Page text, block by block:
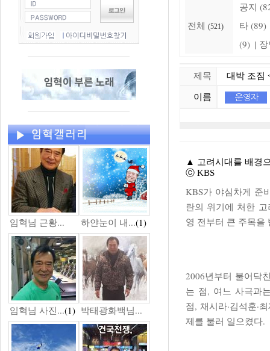
임혁님 근황... 하얀눈이 내...(1)
임혁님 사진...(1) 박태광화백님...
전체 (521)
공지
타 (89)
(9) |
제목 대박 조짐
이름
▲ 고려시대를 배경
ⓒ KBS
KBS가 야심차게 준
란의 위기에 처한
영 전부터 큰 주목을
2006년부터 불어닥
는 점, 여느 사극과
점, 채시라·김석훈·
제를 불러 일으켰다.